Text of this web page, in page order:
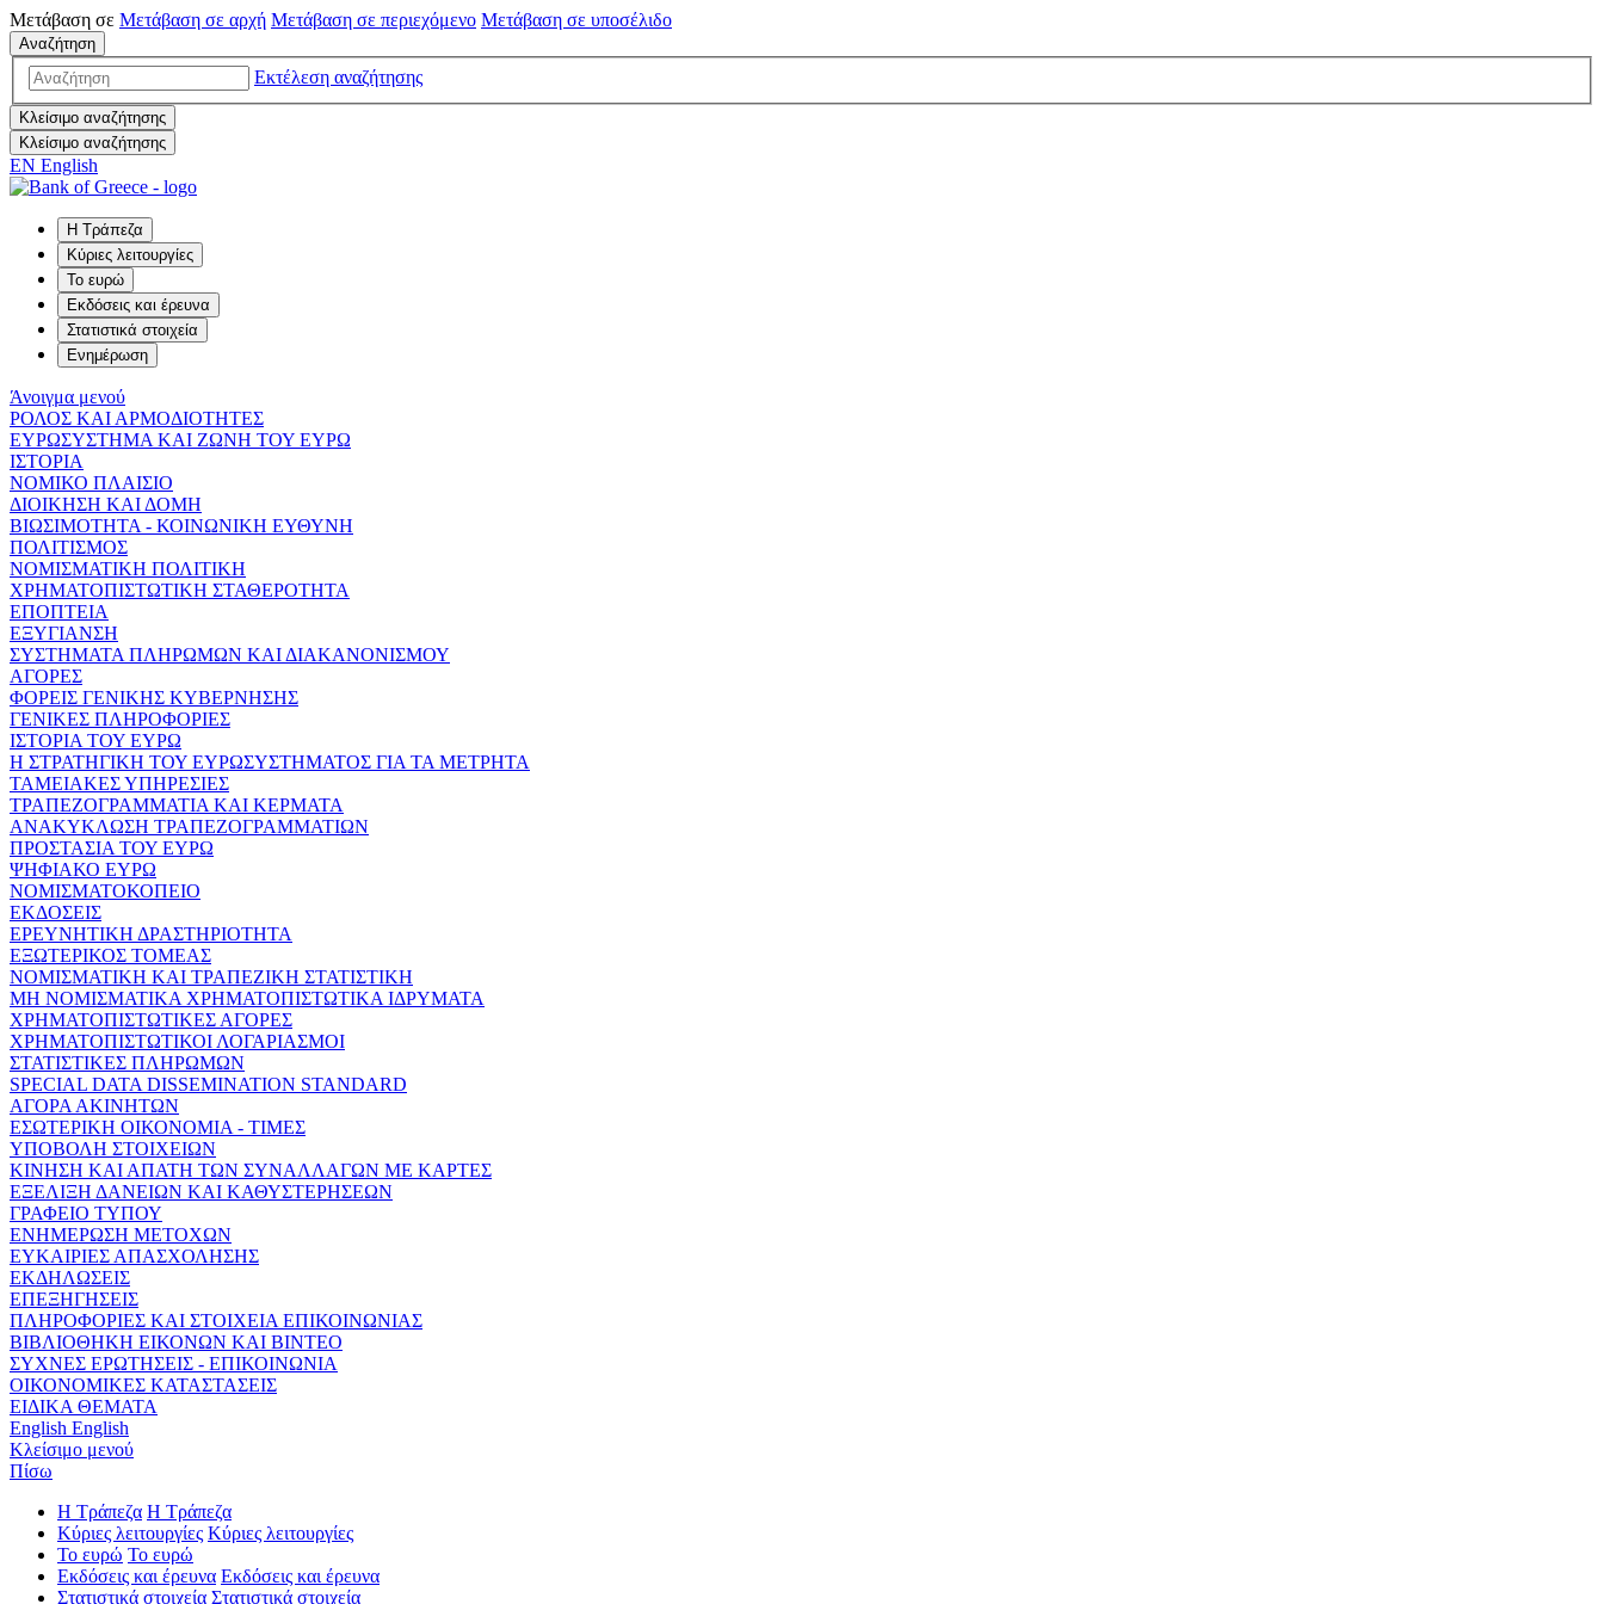
Μετάβαση σε Μετάβαση σε αρχή Μετάβαση σε περιεχόμενο Μετάβαση σε υποσέλιδο
Αναζήτηση
Εκτέλεση αναζήτησης
Κλείσιμο αναζήτησης
Κλείσιμο αναζήτησης
EN English
Η Τράπεζα
Κύριες λειτουργίες
Το ευρώ
Εκδόσεις και έρευνα
Στατιστικά στοιχεία
Ενημέρωση
Άνοιγμα μενού
ΡΟΛΟΣ ΚΑΙ ΑΡΜΟΔΙΟΤΗΤΕΣ
ΕΥΡΩΣΥΣΤΗΜΑ ΚΑΙ ΖΩΝΗ ΤΟΥ ΕΥΡΩ
ΙΣΤΟΡΙΑ
ΝΟΜΙΚΟ ΠΛΑΙΣΙΟ
ΔΙΟΙΚΗΣΗ ΚΑΙ ΔΟΜΗ
ΒΙΩΣΙΜΟΤΗΤΑ - ΚΟΙΝΩΝΙΚΗ ΕΥΘΥΝΗ
ΠΟΛΙΤΙΣΜΟΣ
ΝΟΜΙΣΜΑΤΙΚΗ ΠΟΛΙΤΙΚΗ
ΧΡΗΜΑΤΟΠΙΣΤΩΤΙΚΗ ΣΤΑΘΕΡΟΤΗΤΑ
ΕΠΟΠΤΕΙΑ
ΕΞΥΓΙΑΝΣΗ
ΣΥΣΤΗΜΑΤΑ ΠΛΗΡΩΜΩΝ ΚΑΙ ΔΙΑΚΑΝΟΝΙΣΜΟΥ
ΑΓΟΡΕΣ
ΦΟΡΕΙΣ ΓΕΝΙΚΗΣ ΚΥΒΕΡΝΗΣΗΣ
ΓΕΝΙΚΕΣ ΠΛΗΡΟΦΟΡΙΕΣ
ΙΣΤΟΡΙΑ ΤΟΥ ΕΥΡΩ
Η ΣΤΡΑΤΗΓΙΚΗ ΤΟΥ ΕΥΡΩΣΥΣΤΗΜΑΤΟΣ ΓΙΑ ΤΑ ΜΕΤΡΗΤΑ
ΤΑΜΕΙΑΚΕΣ ΥΠΗΡΕΣΙΕΣ
ΤΡΑΠΕΖΟΓΡΑΜΜΑΤΙΑ ΚΑΙ ΚΕΡΜΑΤΑ
ΑΝΑΚΥΚΛΩΣΗ ΤΡΑΠΕΖΟΓΡΑΜΜΑΤΙΩΝ
ΠΡΟΣΤΑΣΙΑ ΤΟΥ ΕΥΡΩ
ΨΗΦΙΑΚΟ ΕΥΡΩ
ΝΟΜΙΣΜΑΤΟΚΟΠΕΙΟ
ΕΚΔΟΣΕΙΣ
ΕΡΕΥΝΗΤΙΚΗ ΔΡΑΣΤΗΡΙΟΤΗΤΑ
ΕΞΩΤΕΡΙΚΟΣ ΤΟΜΕΑΣ
ΝΟΜΙΣΜΑΤΙΚΗ ΚΑΙ ΤΡΑΠΕΖΙΚΗ ΣΤΑΤΙΣΤΙΚΗ
ΜΗ ΝΟΜΙΣΜΑΤΙΚΑ ΧΡΗΜΑΤΟΠΙΣΤΩΤΙΚΑ ΙΔΡΥΜΑΤΑ
ΧΡΗΜΑΤΟΠΙΣΤΩΤΙΚΕΣ ΑΓΟΡΕΣ
ΧΡΗΜΑΤΟΠΙΣΤΩΤΙΚΟΙ ΛΟΓΑΡΙΑΣΜΟΙ
ΣΤΑΤΙΣΤΙΚΕΣ ΠΛΗΡΩΜΩΝ
SPECIAL DATA DISSEMINATION STANDARD
ΑΓΟΡΑ ΑΚΙΝΗΤΩΝ
ΕΣΩΤΕΡΙΚΗ ΟΙΚΟΝΟΜΙΑ - ΤΙΜΕΣ
ΥΠΟΒΟΛΗ ΣΤΟΙΧΕΙΩΝ
ΚΙΝΗΣΗ ΚΑΙ ΑΠΑΤΗ ΤΩΝ ΣΥΝΑΛΛΑΓΩΝ ΜΕ ΚΑΡΤΕΣ
ΕΞΕΛΙΞΗ ΔΑΝΕΙΩΝ ΚΑΙ ΚΑΘΥΣΤΕΡΗΣΕΩΝ
ΓΡΑΦΕΙΟ ΤΥΠΟΥ
ΕΝΗΜΕΡΩΣΗ ΜΕΤΟΧΩΝ
ΕΥΚΑΙΡΙΕΣ ΑΠΑΣΧΟΛΗΣΗΣ
ΕΚΔΗΛΩΣΕΙΣ
ΕΠΕΞΗΓΗΣΕΙΣ
ΠΛΗΡΟΦΟΡΙΕΣ ΚΑΙ ΣΤΟΙΧΕΙΑ ΕΠΙΚΟΙΝΩΝΙΑΣ
ΒΙΒΛΙΟΘΗΚΗ ΕΙΚΟΝΩΝ ΚΑΙ ΒΙΝΤΕΟ
ΣΥΧΝΕΣ ΕΡΩΤΗΣΕΙΣ - ΕΠΙΚΟΙΝΩΝΙΑ
ΟΙΚΟΝΟΜΙΚΕΣ ΚΑΤΑΣΤΑΣΕΙΣ
ΕΙΔΙΚΑ ΘΕΜΑΤΑ
English English
Κλείσιμο μενού
Πίσω
Η Τράπεζα Η Τράπεζα
Κύριες λειτουργίες Κύριες λειτουργίες
Το ευρώ Το ευρώ
Εκδόσεις και έρευνα Εκδόσεις και έρευνα
Στατιστικά στοιχεία Στατιστικά στοιχεία